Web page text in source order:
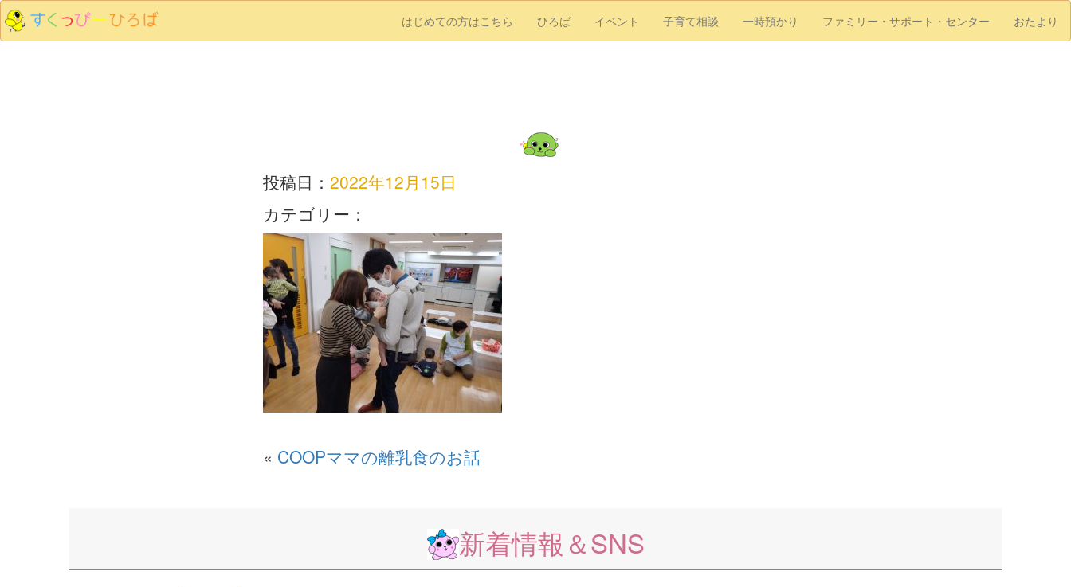
はじめての方はこちら ひろば イベント 子育て相談 一時預かり ファミリー・サポート・センター おたより
投稿日： 2022年12月15日
カテゴリー：
« COOPママの離乳食のお話
新着情報＆SNS